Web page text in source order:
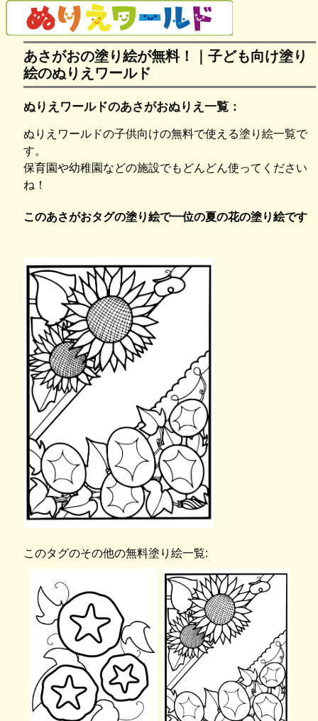
あさがおの塗り絵が無料！｜子ども向け塗り
絵のぬりえワールド
ぬりえワールドのあさがおぬりえ一覧：
ぬりえワールドの子供向けの無料で使える塗り絵一覧で
す。
保育園や幼稚園などの施設でもどんどん使ってください
ね！
このあさがおタグの塗り絵で一位の夏の花の塗り絵です
このタグのその他の無料塗り絵一覧: